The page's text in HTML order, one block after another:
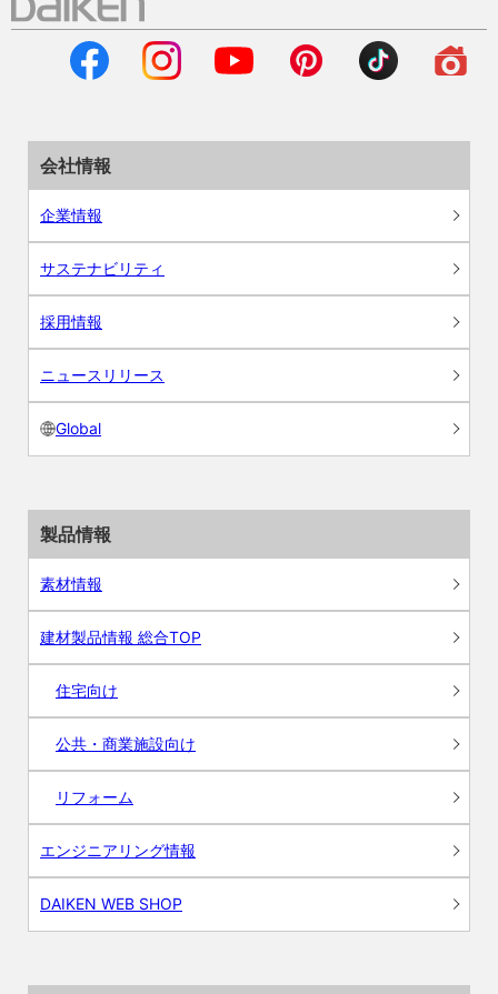
会社情報
企業情報
サステナビリティ
採用情報
ニュースリリース
Global
製品情報
素材情報
建材製品情報 総合TOP
住宅向け
公共・商業施設向け
リフォーム
エンジニアリング情報
DAIKEN WEB SHOP